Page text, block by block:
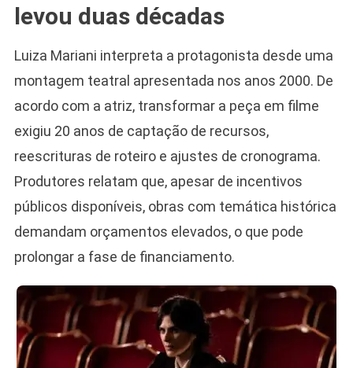
levou duas décadas
Luiza Mariani interpreta a protagonista desde uma
montagem teatral apresentada nos anos 2000. De
acordo com a atriz, transformar a peça em filme
exigiu 20 anos de captação de recursos,
reescrituras de roteiro e ajustes de cronograma.
Produtores relatam que, apesar de incentivos
públicos disponíveis, obras com temática histórica
demandam orçamentos elevados, o que pode
prolongar a fase de financiamento.